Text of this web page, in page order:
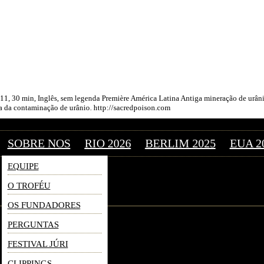
30 min, Inglês, sem legenda Première América Latina Antiga mineração de
da contaminação de urânio. http://sacredpoison.com
SOBRE NOS
EQUIPE
O TROFÉU
OS FUNDADORES
PERGUNTAS
FESTIVAL JÚRI
RIO 2026 BERLIM 2025 EUA
©2026 Uranium Film Festival. All Rights Reserved.